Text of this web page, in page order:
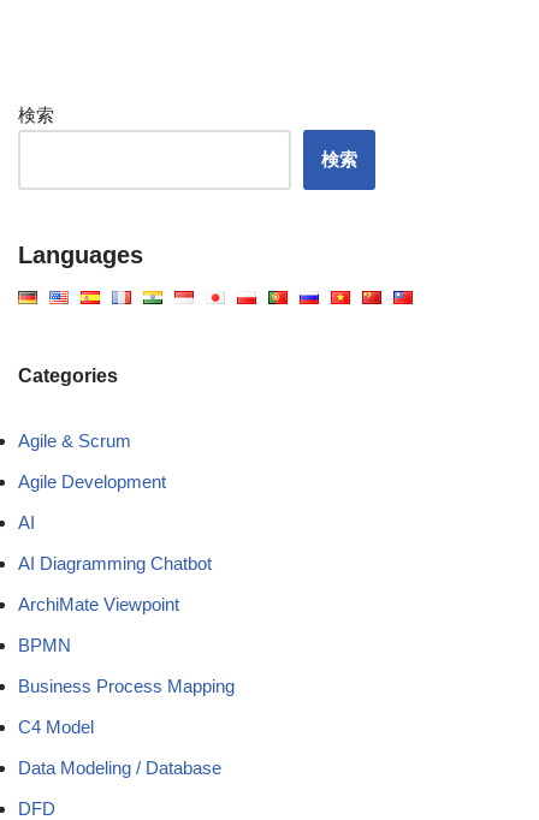
検索
検索
Languages
Categories
Agile & Scrum
Agile Development
AI
AI Diagramming Chatbot
ArchiMate Viewpoint
BPMN
Business Process Mapping
C4 Model
Data Modeling / Database
DFD